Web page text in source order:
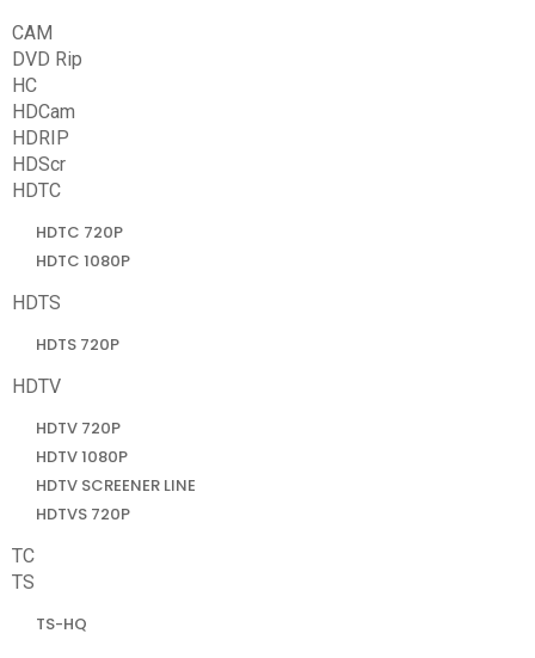
CAM
DVD Rip
HC
HDCam
HDRIP
HDScr
HDTC
HDTC 720P
HDTC 1080P
HDTS
HDTS 720P
HDTV
HDTV 720P
HDTV 1080P
HDTV SCREENER LINE
HDTVS 720P
TC
TS
TS-HQ